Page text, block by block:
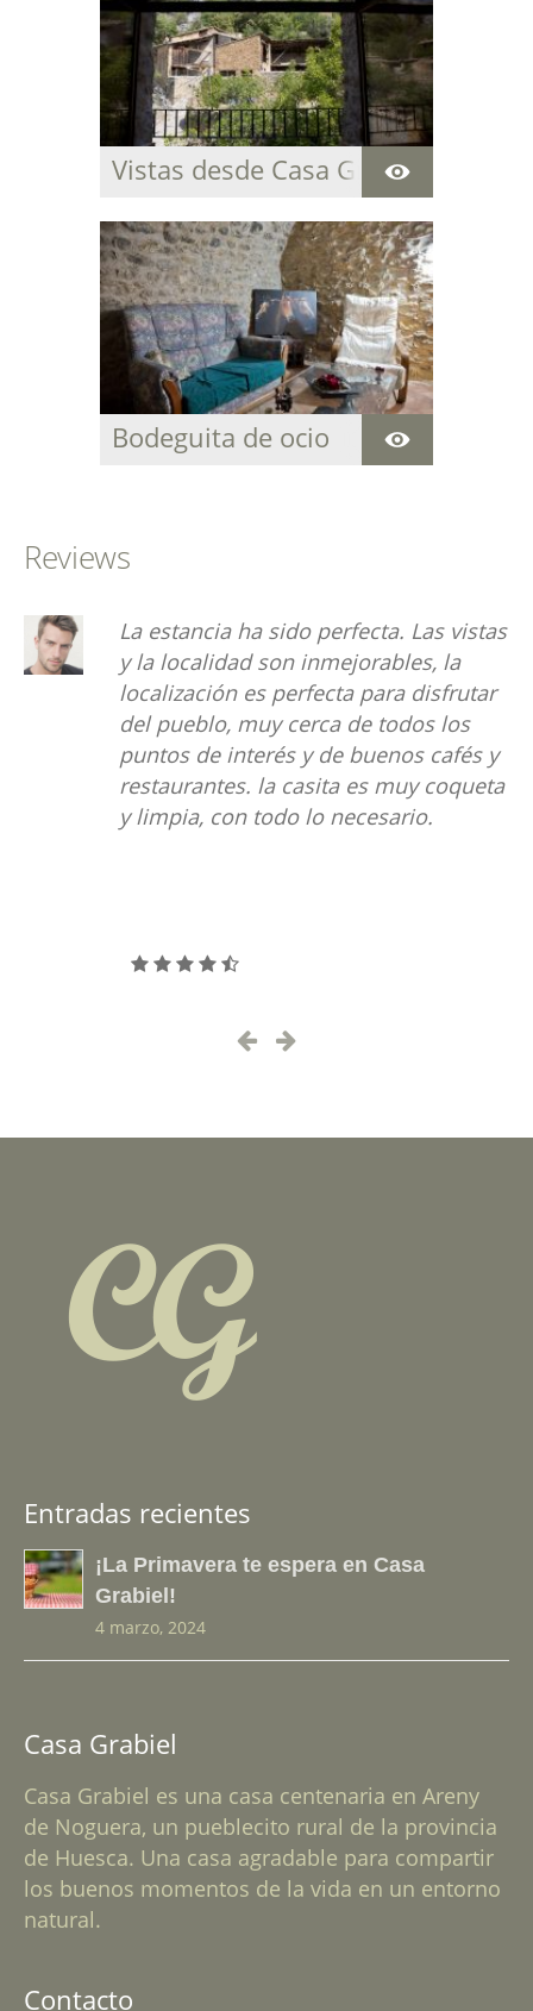
Vistas desde Casa Grabiel
Bodeguita de ocio
Reviews
La estancia ha sido perfecta. Las vistas
y la localidad son inmejorables, la
localización es perfecta para disfrutar
del pueblo, muy cerca de todos los
puntos de interés y de buenos cafés y
restaurantes. la casita es muy coqueta
y limpia, con todo lo necesario.
Entradas recientes
¡La Primavera te espera en Casa
Grabiel!
4 marzo, 2024
Casa Grabiel
Casa Grabiel es una casa centenaria en Areny
de Noguera, un pueblecito rural de la provincia
de Huesca. Una casa agradable para compartir
los buenos momentos de la vida en un entorno
natural.
Contacto